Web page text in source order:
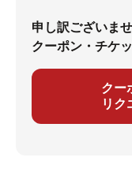
申し訳ございま
クーポン・チケ
クー
リク